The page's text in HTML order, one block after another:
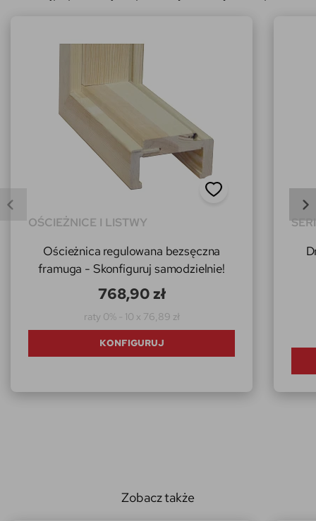
OŚCIEŻNICE I LISTWY
Ościeżnica regulowana bezsęczna
framuga - Skonfiguruj samodzielnie!
768,90 zł
raty 0% - 10 x 76,89 zł
KONFIGURUJ
Zobacz także